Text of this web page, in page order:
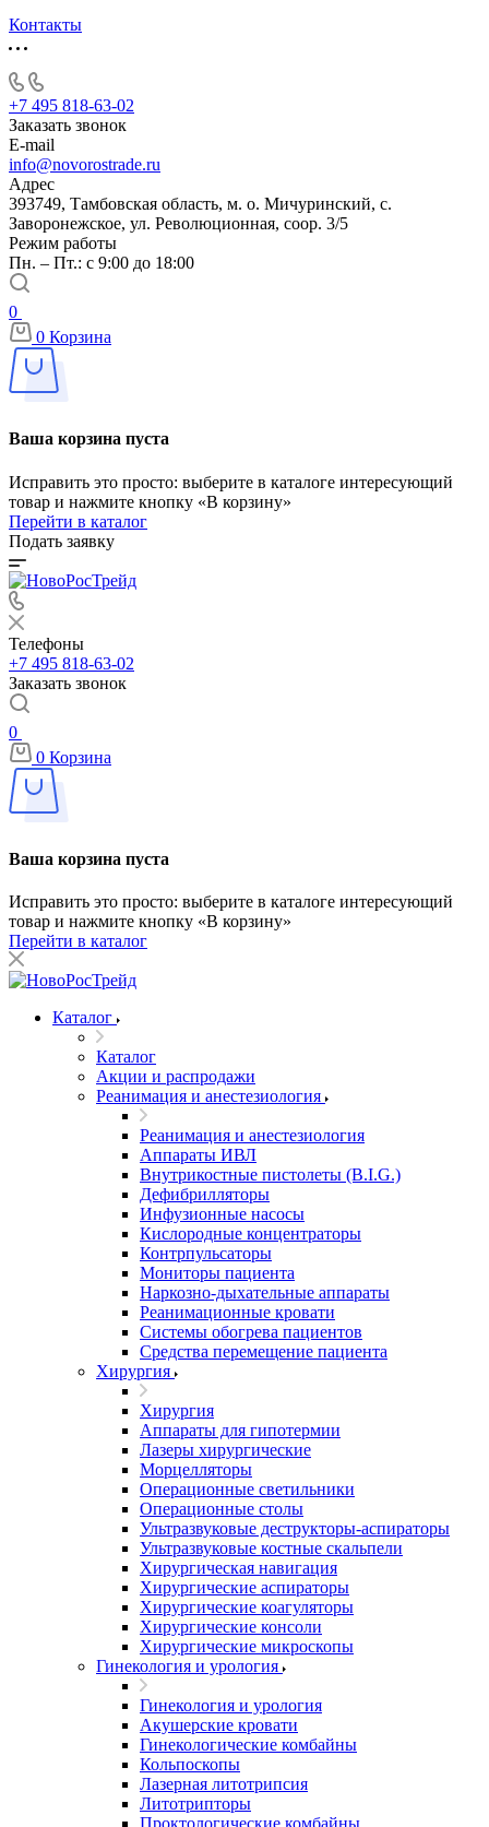
Контакты
+7 495 818-63-02
Заказать звонок
E-mail
info@novorostrade.ru
Адрес
393749, Тамбовская область, м. о. Мичуринский, с.
Заворонежское, ул. Революционная, соор. 3/5
Режим работы
Пн. – Пт.: с 9:00 до 18:00
0
0 Корзина
Ваша корзина пуста
Исправить это просто: выберите в каталоге интересующий
товар и нажмите кнопку «В корзину»
Перейти в каталог
Подать заявку
Телефоны
+7 495 818-63-02
Заказать звонок
0
0 Корзина
Ваша корзина пуста
Исправить это просто: выберите в каталоге интересующий
товар и нажмите кнопку «В корзину»
Перейти в каталог
Каталог
Каталог
Акции и распродажи
Реанимация и анестезиология
Реанимация и анестезиология
Аппараты ИВЛ
Внутрикостные пистолеты (B.I.G.)
Дефибрилляторы
Инфузионные насосы
Кислородные концентраторы
Контрпульсаторы
Мониторы пациента
Наркозно-дыхательные аппараты
Реанимационные кровати
Системы обогрева пациентов
Средства перемещение пациента
Хирургия
Хирургия
Аппараты для гипотермии
Лазеры хирургические
Морцелляторы
Операционные светильники
Операционные столы
Ультразвуковые деструкторы-аспираторы
Ультразвуковые костные скальпели
Хирургическая навигация
Хирургические аспираторы
Хирургические коагуляторы
Хирургические консоли
Хирургические микроскопы
Гинекология и урология
Гинекология и урология
Акушерские кровати
Гинекологические комбайны
Кольпоскопы
Лазерная литотрипсия
Литотрипторы